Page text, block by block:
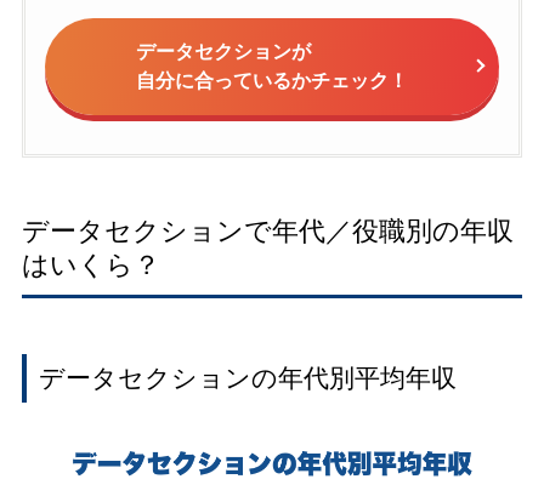
データセクションが
自分に合っているかチェック！
データセクションで年代／役職別の年収
はいくら？
データセクションの年代別平均年収